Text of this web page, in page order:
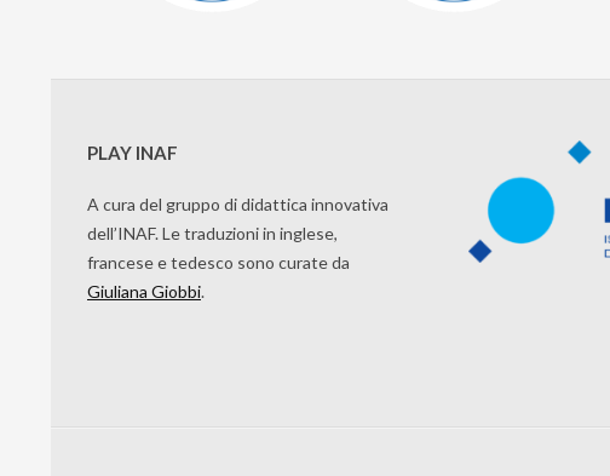
PLAY INAF
A cura del gruppo di didattica innovativa
dell’INAF. Le traduzioni in inglese,
francese e tedesco sono curate da
Giuliana Giobbi.